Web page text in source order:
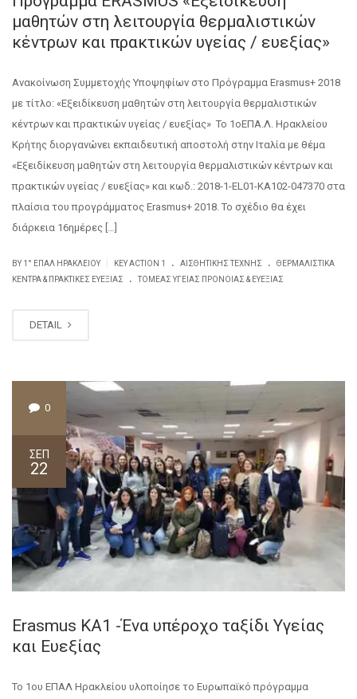
μαθητών στη λειτουργία θερμαλιστικών
κέντρων και πρακτικών υγείας / ευεξίας»
Ανακοίνωση Συμμετοχής Υποψηφίων στο Πρόγραμμα Erasmus+ 2018
με τίτλο: «Εξειδίκευση μαθητών στη λειτουργία θερμαλιστικών
κέντρων και πρακτικών υγείας / ευεξίας» Το 1οΕΠΑ.Λ. Ηρακλείου
Κρήτης διοργανώνει εκπαιδευτική αποστολή στην Ιταλία με θέμα
«Εξειδίκευση μαθητών στη λειτουργία θερμαλιστικών κέντρων και
πρακτικών υγείας / ευεξίας» και κωδ.: 2018-1-EL01-KA102-047370 στα
πλαίσια του προγράμματος Erasmus+ 2018. Το σχέδιο θα έχει
διάρκεια 16ημέρες […]
BY1° ΕΠΑΛ ΗΡΑΚΛΕΊΟΥ KEY ACTION 1 . ΑΙΣΘΗΤΙΚΉΣ ΤΈΧΝΗΣ .
ΘΕΡΜΑΛΙΣΤΙΚΆ
ΚΈΝΤΡΑ & ΠΡΑΚΤΙΚΈΣ ΕΥΕΞΊΑΣ
. ΤΟΜΈΑΣ ΥΓΕΊΑΣ ΠΡΌΝΟΙΑΣ & ΕΥΕΞΊΑΣ
DETAIL
0
ΣΕΠ
22
Erasmus KA1 -Ένα υπέροχο ταξίδι Υγείας
και Ευεξίας
Το 1oυ ΕΠΑΛ Ηρακλείου υλοποίησε το Ευρωπαϊκό πρόγραμμα